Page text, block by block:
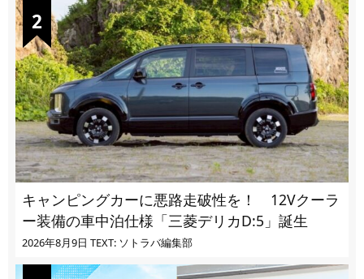
キャンピングカーに悪路走破性を！ 12Vクーラ
ー装備の車中泊仕様「三菱デリカD:5」誕生
2026年8月9日 TEXT: ソトラバ編集部